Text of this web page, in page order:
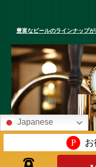
豊富なビールのラインナップ
Japanese
P お